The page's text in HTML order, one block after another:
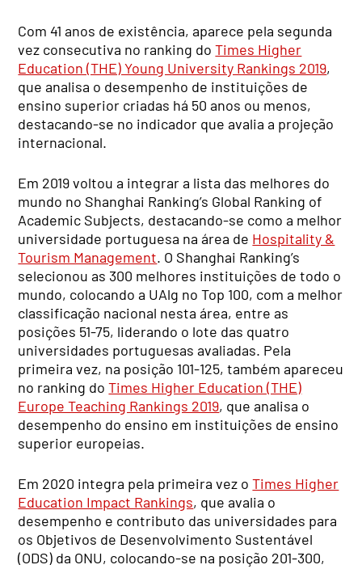
Com 41 anos de existência, aparece pela segunda
vez consecutiva no ranking doTimes Higher
Education (THE) Young University Rankings 2019,
que analisa o desempenho de instituições de
ensino superior criadas há 50 anos ou menos,
destacando-se no indicador que avalia a projeção
internacional.
Em 2019 voltou a integrar a lista das melhores do
mundo no Shanghai Ranking’s Global Ranking of
Academic Subjects, destacando-se como a melhor
universidade portuguesa na área de Hospitality &
Tourism Management. O Shanghai Ranking’s
selecionou as 300 melhores instituições de todo o
mundo, colocando a UAlg no Top 100, com a melhor
classificação nacional nesta área, entre as
posições 51-75, liderando o lote das quatro
universidades portuguesas avaliadas. Pela
primeira vez, na posição 101-125, também apareceu
no ranking doTimes Higher Education (THE)
Europe Teaching Rankings 2019, que analisa o
desempenho do ensino em instituições de ensino
superior europeias.
Em 2020 integra pela primeira vez oTimes Higher
Education Impact Rankings, que avalia o
desempenho e contributo das universidades para
os Objetivos de Desenvolvimento Sustentável
(ODS) da ONU, colocando-se na posição 201-300,